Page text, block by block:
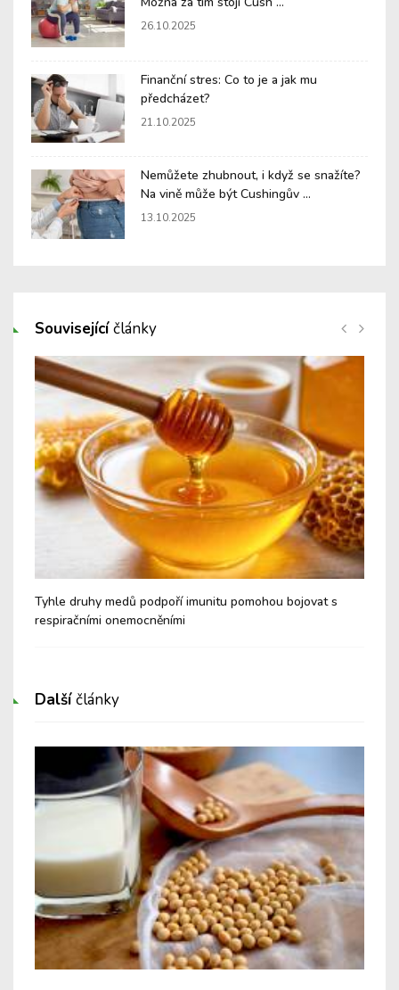
26.10.2025
Finanční stres: Co to je a jak mu
předcházet?
21.10.2025
Nemůžete zhubnout, i když se snažíte?
Na vině může být Cushingův ...
13.10.2025
Souvisejícíčlánky
Tyhle druhy medů podpoří imunitu pomohou bojovat s
respiračními onemocněními
Dalšíčlánky